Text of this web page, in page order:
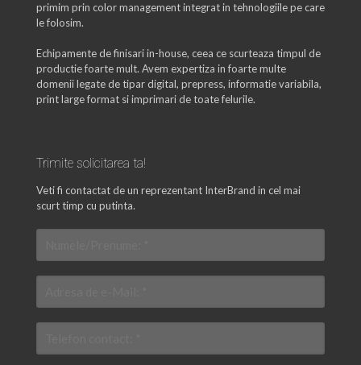
primim prin color management integrat in tehnologiile pe care
le folosim.
Echipamente de finisari in-house, ceea ce scurteaza timpul de
productie foarte mult. Avem expertiza in foarte multe
domenii legate de tipar digital, prepress, informatie variabila,
print large format si imprimari de toate felurile.
Trimite solicitarea ta!
Veti fi contactat de un reprezentant InterBrand in cel mai
scurt timp cu putinta.